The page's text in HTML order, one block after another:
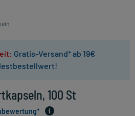
Gratis-Versand* ab 19€
100 St